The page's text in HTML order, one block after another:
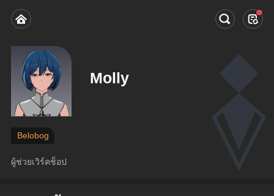
Molly
Belobog
ผู้ช่วยเวิร์คช็อป